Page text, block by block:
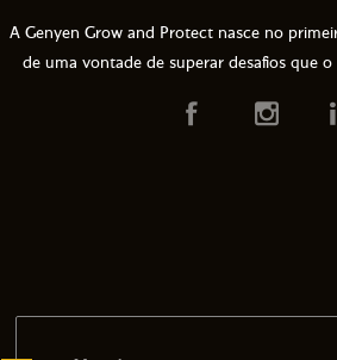
A Genyen Grow and Protect nasce no
de uma vontade de superar desafios que